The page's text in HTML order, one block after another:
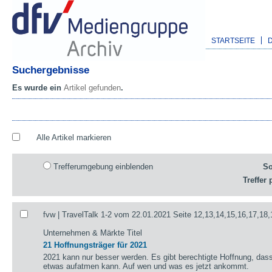
STARTSEITE
Suchergebnisse
Es wurde ein Artikel gefunden.
Alle Artikel markieren
Trefferumgebung einblenden
Treffer
fvw | TravelTalk 1-2 vom 22.01.2021 Seite
Unternehmen & Märkte Titel
21 Hoffnungsträger für 2021
2021 kann nur besser werden. Es gibt berechtigte Hoffnung,
etwas aufatmen kann. Auf wen und was es jetzt ankommt.